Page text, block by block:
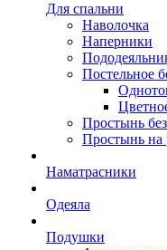
Для спальни
Наволочка
Наперники
Постельное
Простынь
Простынь на
Наматрасники
Одеяла
Подушки